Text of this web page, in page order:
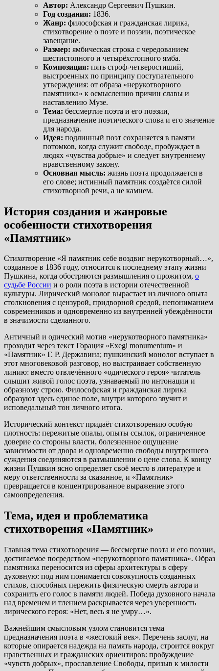
Автор: Александр Сергеевич Пушкин.
Год создания: 1836.
Жанр: философская и гражданская лирика,
стихотворение о поэте и поэзии, поэтическое
завещание.
Размер: ямбическая строка с чередованием
шестистопного и четырёхстопного ямба.
Композиция: пять строф-четверостиший,
выстроенных по принципу поступательного
утверждения: от образа «нерукотворного
памятника» к осмыслению причин славы и
наставлению Музе.
Тема: бессмертие поэта и его поэзии,
предназначение поэтического слова и его значение
для народа.
Идея: подлинный поэт сохраняется в памяти
потомков, когда служит свободе, пробуждает в
людях «чувства добрые» и следует внутреннему
нравственному закону.
Основная мысль: жизнь поэта продолжается в
его слове; истинный памятник создаётся силой
стихотворной речи, а не камнем.
История создания и жанровые
особенности стихотворения
«Памятник»
Стихотворение «Я памятник себе воздвиг нерукотворный…»,
созданное в 1836 году, относится к последнему этапу жизни
Пушкина, когда обостряются размышления о прожитом, о
судьбе России и о роли поэта в истории отечественной
культуры. Лирический монолог вырастает из личного опыта
столкновения с цензурой, придворной средой, непониманием
современников и одновременно из внутренней убеждённости
в значимости сделанного.
Античный и одический мотив «нерукотворного памятника»
проходит через текст Горация «Exegi monumentum» и
«Памятник» Г. Р. Державина; пушкинский монолог вступает в
этот многовековой разговор, но выстраивает собственную
линию: вместо отвлечённого «одического героя» читатель
слышит живой голос поэта, узнаваемый по интонации и
образному строю. Философская и гражданская лирика
образуют здесь единое поле, внутри которого звучит и
исповедальный тон личного итога.
Исторический контекст придаёт стихотворению особую
плотность: пережитые опалы, опыты ссылок, ограниченное
доверие со стороны власти, болезненное ощущение
зависимости от двора и одновременно свободы внутреннего
суждения соединяются в размышлении о цене слова. К концу
жизни Пушкин ясно определяет своё место в литературе и
меру ответственности за сказанное, и «Памятник»
превращается в концентрированное выражение этого
самоопределения.
Тема, идея и проблематика
стихотворения «Памятник»
Главная тема стихотворения — бессмертие поэта и его поэзии,
достигаемое посредством «нерукотворного памятника». Образ
памятника переносится из сферы архитектуры в сферу
духовную: под ним понимается совокупность созданных
стихов, способных пережить физическую смерть автора и
сохранить его голос в памяти людей. Победа духовного начала
над временем и тлением раскрывается через уверенность
лирического героя: «Нет, весь я не умру…».
Важнейшим смысловым узлом становится тема
предназначения поэта в «жестокий век». Перечень заслуг, на
которые опирается надежда на память народа, строится вокруг
нравственных и гражданских ориентиров: пробуждение
«чувств добрых», прославление Свободы, призыв к милости